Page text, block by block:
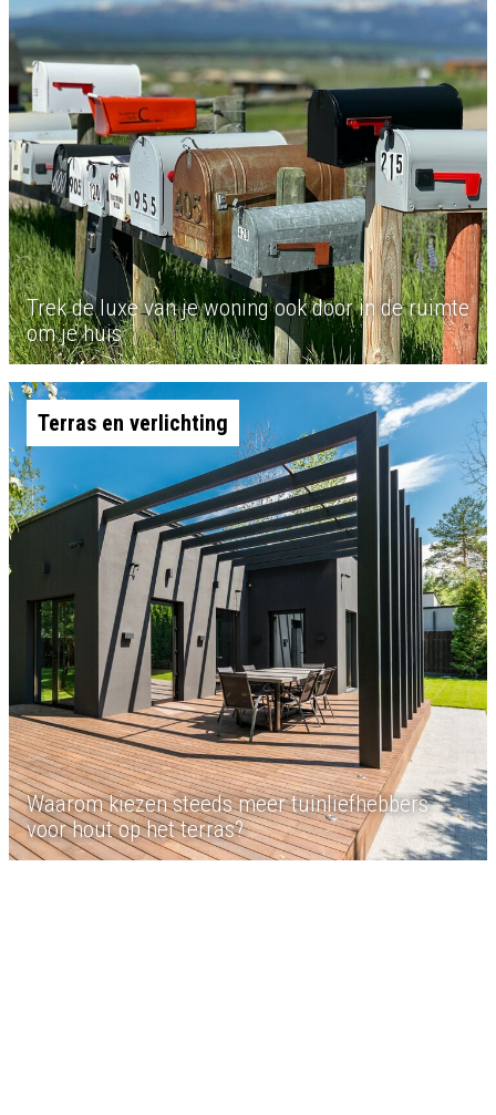
Trek de luxe van je woning ook door in de ruimte
om je huis
Terras en verlichting
Waarom kiezen steeds meer tuinliefhebbers
voor hout op het terras?